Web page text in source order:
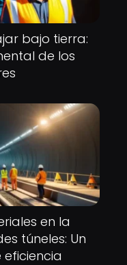
bajo tierra:
de los
en la
túneles: Un